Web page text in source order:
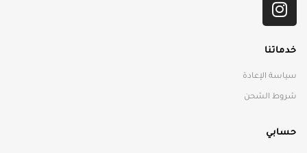
خدماتنا
سياسة الإعادة
شروط الشحن
حسابي